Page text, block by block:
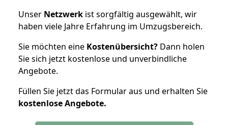
Unser Netzwerk ist sorgfältig ausgewählt, wir
haben viele Jahre Erfahrung im Umzugsbereich.
Sie möchten eine Kostenübersicht? Dann holen
Sie sich jetzt kostenlose und unverbindliche
Angebote.
Füllen Sie jetzt das Formular aus und erhalten Sie
kostenloseAngebote.